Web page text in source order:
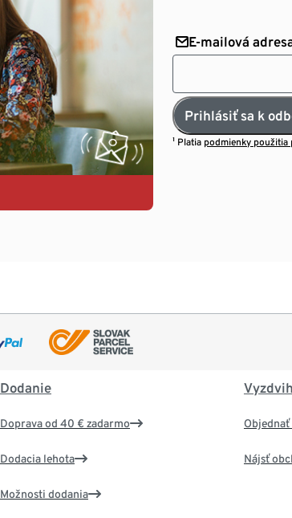
E-mailová
Prihlásiť sa k
¹ Platia podmienky použitia
Dodanie
Doprava od 40 € zadarmo
Dodacia lehota
Možnosti dodania
Nájsť